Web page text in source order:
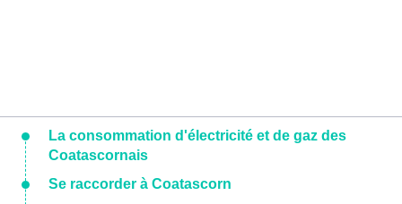
La consommation d'électricité et de gaz des
Coatascornais
Se raccorder à Coatascorn